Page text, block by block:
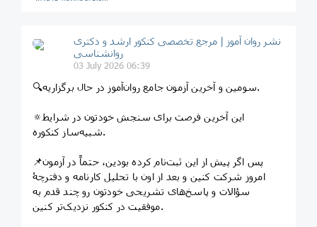
نشر روان‌ آموز | مرجع تخصصی کنکور ارشد و دکتری
روانشناسی
03 July 2026 06:39
🔍سومین و آخرین آزمون جامع روان‌آموز در حال برگزاریه.
🔅این آخرین فرصت برای سنجش خودتون در شرایط
شبیه‌ساز کنکوره.
📌پس اگر پیش از این ثبت‌نام کرده بودین، حتماً در آزمون
امروز شرکت کنین و بعد از اون با تحلیل کارنامه و دفترچۀ
سؤالات و پاسخ‌های تشریحی خودتون رو چند قدم به
موفقیت در کنکور نزدیک‌تر کنین.